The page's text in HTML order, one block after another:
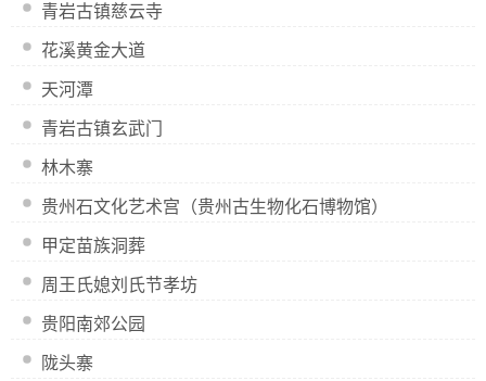
青岩古镇慈云寺
花溪黄金大道
天河潭
青岩古镇玄武门
林木寨
贵州石文化艺术宫（贵州古生物化石博物馆）
甲定苗族洞葬
周王氏媳刘氏节孝坊
贵阳南郊公园
陇头寨